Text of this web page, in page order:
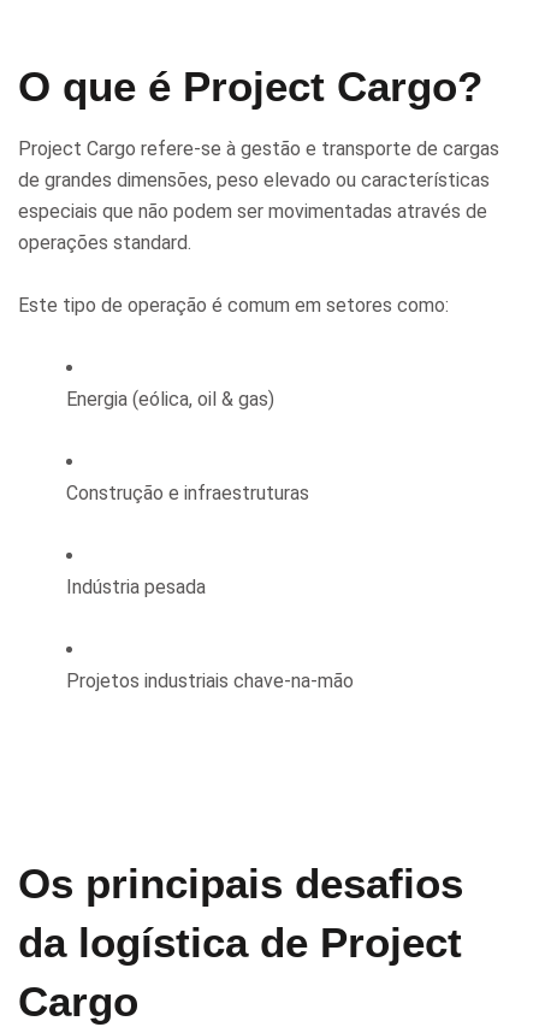
O que é Project Cargo?
Project Cargo refere-se à gestão e transporte de cargas
de grandes dimensões, peso elevado ou características
especiais que não podem ser movimentadas através de
operações standard.
Este tipo de operação é comum em setores como:
Energia (eólica, oil & gas)
Construção e infraestruturas
Indústria pesada
Projetos industriais chave-na-mão
Os principais desafios
da logística de Project
Cargo